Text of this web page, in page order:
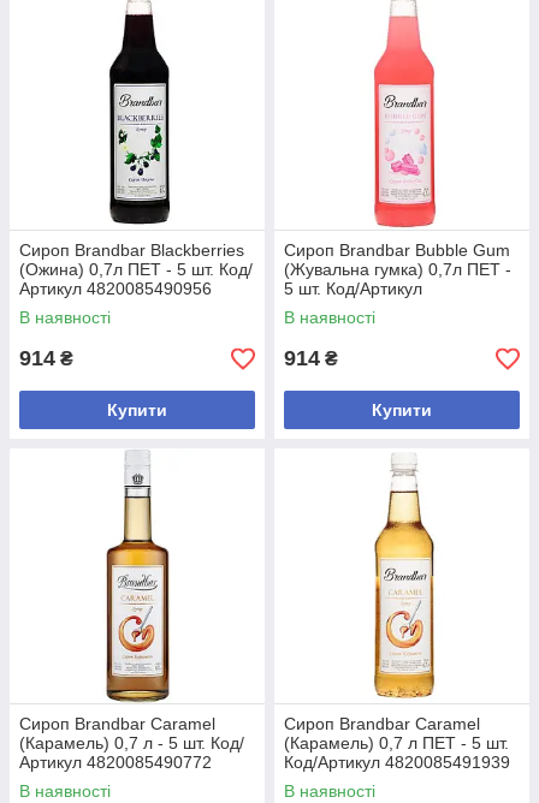
Сироп Brandbar Blackberries
(Ожина) 0,7л ПЕТ - 5 шт. Код/
Артикул 4820085490956
В наявності
914 ₴
Купити
Сироп Brandbar Bubble Gum
(Жувальна гумка) 0,7л ПЕТ -
5 шт. Код/Артикул
4820085491045
В наявності
914 ₴
Купити
Сироп Brandbar Caramel
(Карамель) 0,7 л - 5 шт. Код/
Артикул 4820085490772
В наявності
Сироп Brandbar Caramel
(Карамель) 0,7 л ПЕТ - 5 шт.
Код/Артикул 4820085491939
В наявності